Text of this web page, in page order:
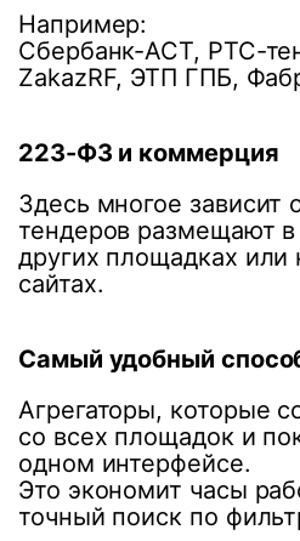
Например:
Сбербанк-АСТ, РТС-
ZakazRF, ЭТП ГПБ,
223-ФЗ и коммерция
Здесь многое зависит
тендеров размещают
других площадках или
сайтах.
Самый удобный
Агрегаторы, которые
со всех площадок и
одном интерфейсе.
Это экономит часы
точный поиск по